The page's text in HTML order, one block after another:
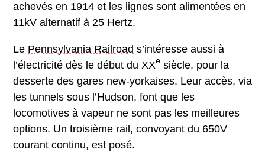
achevés en 1914 et les lignes sont alimentées en
11kV alternatif à 25 Hertz.
Le Pennsylvania Railroad s’intéresse aussi à
l’électricité dès le début du XXe siècle, pour la
desserte des gares new-yorkaises. Leur accès, via
les tunnels sous l’Hudson, font que les
locomotives à vapeur ne sont pas les meilleures
options. Un troisième rail, convoyant du 650V
courant continu, est posé.